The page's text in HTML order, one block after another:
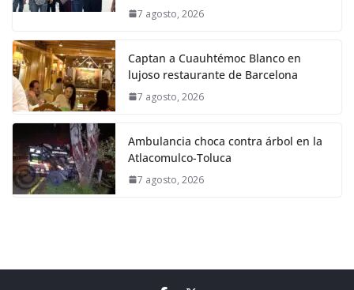
7 agosto, 2026
Captan a Cuauhtémoc Blanco en
lujoso restaurante de Barcelona
7 agosto, 2026
Ambulancia choca contra árbol en la
Atlacomulco-Toluca
7 agosto, 2026